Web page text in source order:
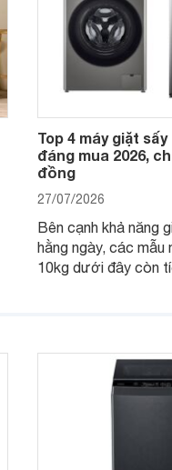
Top 4 máy giặt
đáng mua 2026,
đồng
27/07/2026
Bên cạnh khả năng
hằng ngày, các mẫu
10kg dưới đây còn